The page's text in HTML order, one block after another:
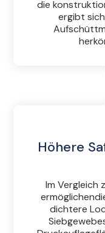
die
ergibt
Höhere
Im Vergleich
dichtere